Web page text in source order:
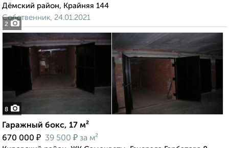
2
Дёмский район, Крайняя 144
Собственник, 24.01.2021
8
Гаражный бокс, 17 м²
670 000 ₽ 39 500 ₽ за м²